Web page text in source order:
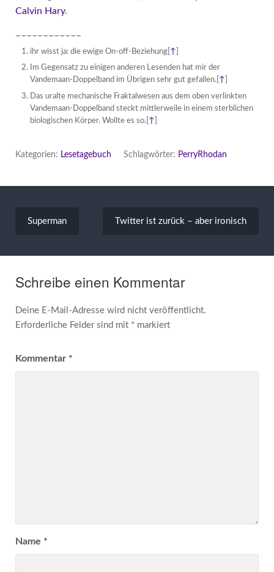
Calvin Hary.
––––––––––––
ihr wisst ja: die ewige On-off-Beziehung[ ↑
Im Gegensatz zu einigen anderen Lesenden hat mir der
Vandemaan-Doppelband im Übrigen sehr gut gefallen.[ ↑
Das uralte mechanische Fraktalwesen aus dem oben verlinkten
Vandemaan-Doppelband steckt mittlerweile in einem sterblichen
biologischen Körper. Wollte es so. ↑
Kategorien: Lesetagebuch Schlagwörter: PerryRhodan
Superman Twitter ist zurück – aber ironisch
Schreibe einen Kommentar
Deine E-Mail-Adresse wird nicht veröffentlicht.
Erforderliche Felder sind mit *markiert
Kommentar *
Name *